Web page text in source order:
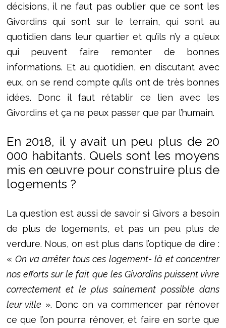
décisions, il ne faut pas oublier que ce sont les
Givordins qui sont sur le terrain, qui sont au
quotidien dans leur quartier et qu’ils n’y a qu’eux
qui peuvent faire remonter de bonnes
informations. Et au quotidien, en discutant avec
eux, on se rend compte qu’ils ont de très bonnes
idées. Donc il faut rétablir ce lien avec les
Givordins et ça ne peux passer que par l’humain.
En 2018, il y avait un peu plus de 20
000 habitants. Quels sont les moyens
mis en œuvre pour construire plus de
logements ?
La question est aussi de savoir si Givors a besoin
de plus de logements, et pas un peu plus de
verdure. Nous, on est plus dans l’optique de dire :
«On va arrêter tous ces logement- là et concentrer
nos efforts sur le fait que les Givordins puissent vivre
correctement et le plus sainement possible dans
leur ville ». Donc on va commencer par rénover
ce que l’on pourra rénover, et faire en sorte que